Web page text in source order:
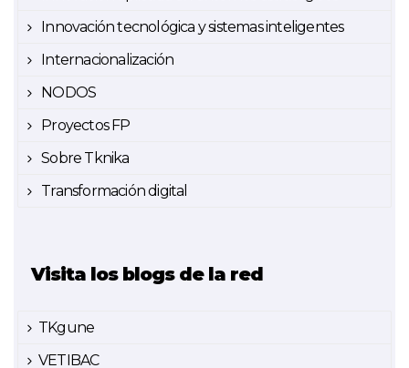
Innovación tecnológica y sistemas inteligentes
Internacionalización
NODOS
Proyectos FP
Sobre Tknika
Transformación digital
Visita los blogs de la red
TKgune
VETIBAC